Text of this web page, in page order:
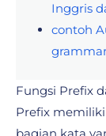
Inggris
contoh
Fungsi Prefix
Prefix
bagian kata